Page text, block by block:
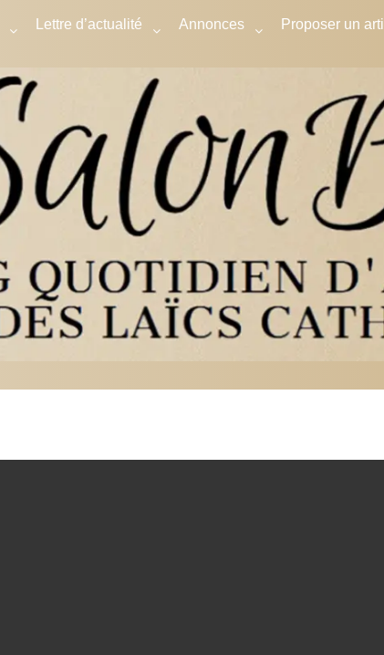
Lettre d’actualité Annonces Proposer un